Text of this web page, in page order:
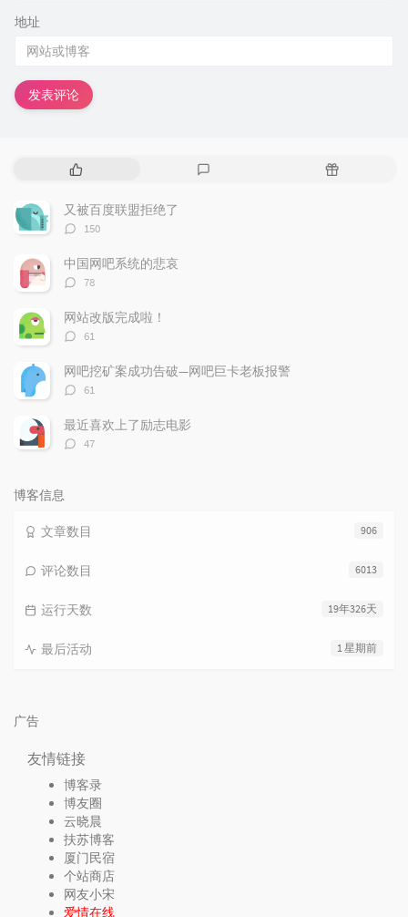
地址
发表评论
热
文
章
随
又被百度联盟拒绝了
评
数：
150
中国网吧系统的悲哀
评
数：
78
网站改版完成啦！
评
数：
61
网吧挖矿案成功告破—网吧巨卡老板报警
评
数：
61
最近喜欢上了励志电影
评
47
博客信息
906
文章数目
6013
评论数目
19年326天
运行天数
1 星期前
最后活动
广告
友情链接
博客录
博友圈
云晓晨
扶苏博客
厦门民宿
个站商店
网友小宋
爱情在线